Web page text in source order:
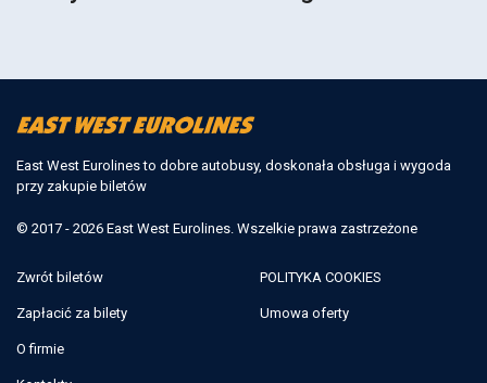
East West Eurolines to dobre autobusy, doskonała obsługa i wygoda
przy zakupie biletów
© 2017 - 2026 East West Eurolines. Wszelkie prawa zastrzeżone
Zwrót biletów
Zapłacić za bilety
O firmie
POLITYKA COOKIES
Umowa oferty